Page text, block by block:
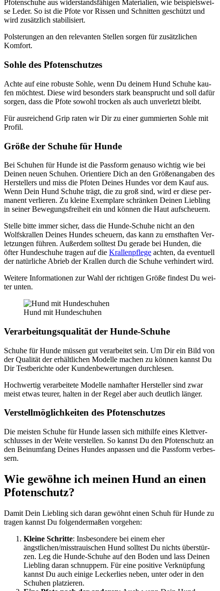
Pfo­ten­schu­he aus wider­stands­fä­hi­gen Mate­ria­li­en, wie bei­spiels­wei­
se Leder. So ist die Pfo­te vor Ris­sen und Schnit­ten geschützt und
wird zusätz­lich sta­bi­li­siert.
Pols­te­run­gen an den rele­van­ten Stel­len sor­gen für zusätz­li­chen
Kom­fort.
Soh­le des Pfo­ten­schut­zes
Ach­te auf eine robus­te Soh­le, wenn Du dei­nem Hund Schu­he kau­
fen möch­test. Die­se wird beson­ders stark bean­sprucht und soll dafür
sor­gen, dass die Pfo­te sowohl tro­cken als auch unver­letzt bleibt.
Für aus­rei­chend Grip raten wir Dir zu einer gum­mier­ten Soh­le mit
Pro­fil.
Grö­ße der Schu­he für Hun­de
Bei Schu­hen für Hun­de ist die Pass­form genau­so wich­tig wie bei
Dei­nen neu­en Schu­hen. Ori­en­tie­re Dich an den Grö­ßen­an­ga­ben des
Her­stel­lers und miss die Pfo­ten Dei­nes Hun­des vor dem Kauf aus.
Wenn Dein Hund Schu­he trägt, die zu groß sind, wird er die­se per­
ma­nent ver­lie­ren. Zu klei­ne Exem­pla­re schrän­ken Dei­nen Lieb­ling
in sei­ner Bewe­gungs­frei­heit ein und kön­nen die Haut auf­scheu­ern.
Stel­le bit­te immer sicher, dass die Hun­de-Schu­he nicht an den
Wolfs­kral­len Dei­nes Hun­des scheu­ern, das kann zu ernst­haf­ten Ver­
let­zun­gen füh­ren. Außer­dem soll­test Du gera­de bei Hun­den, die
öfter Hun­de­schu­he tra­gen auf die Kral­len­pfle­ge ach­ten, da even­tu­ell
der natür­li­che Abrieb der Kral­len durch die Schu­he ver­hin­dert wird.
Wei­te­re Infor­ma­tio­nen zur Wahl der rich­ti­gen Grö­ße fin­dest Du wei­
ter unten.
Hund mit Hun­de­schu­hen
Ver­ar­bei­tungs­qua­li­tät der Hun­de-Schu­he
Schu­he für Hun­de müs­sen gut ver­ar­bei­tet sein. Um Dir ein Bild von
der Qua­li­tät der erhält­li­chen Model­le machen zu kön­nen kannst Du
Dir Test­be­rich­te oder Kun­den­be­wer­tun­gen durch­le­sen.
Hoch­wer­tig ver­ar­bei­te­te Model­le nam­haf­ter Her­stel­ler sind zwar
meist etwas teu­rer, hal­ten in der Regel aber auch deut­lich län­ger.
Ver­stell­mög­lich­kei­ten des Pfo­ten­schut­zes
Die meis­ten Schu­he für Hun­de las­sen sich mit­hil­fe eines Klett­ver­
schlus­ses in der Wei­te ver­stel­len. So kannst Du den Pfo­ten­schutz an
den Bein­um­fang Dei­nes Hun­des anpas­sen und die Pass­form ver­bes­
sern.
Wie gewöh­ne ich mei­nen Hund an einen
Pfo­ten­schutz?
Damit Dein Lieb­ling sich dar­an gewöhnt einen Schuh für Hun­de zu
tra­gen kannst Du fol­gen­der­ma­ßen vor­ge­hen:
Klei­ne Schrit­te: Ins­be­son­de­re bei einem eher
ängstlichen/misstrauischen Hund soll­test Du nichts über­stür­
zen. Leg die Hun­de-Schu­he auf den Boden und lass Dei­nen
Lieb­ling dar­an schnup­pern. Für eine posi­ti­ve Ver­knüp­fung
kannst Du auch eini­ge Lecker­lies neben, unter oder in den
Schu­hen plat­zie­ren.